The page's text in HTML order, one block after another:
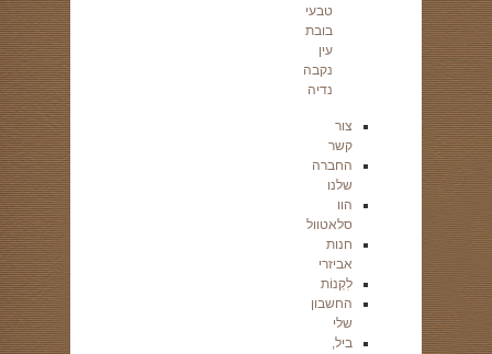
טבעי
בובת
עין
נקבה
נדיה
צור
קשר
החברה
שלנו
הוו
סלאטוול
חנות
אביזרי
לִקְנוֹת
החשבון
שלי
ביל,